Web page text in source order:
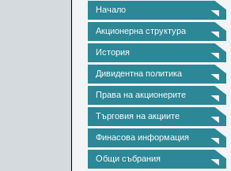
Начало
Акционерна структура
История
Дивидентна политика
Права на акционерите
Търговия на акциите
Финасова информация
Общи събрания